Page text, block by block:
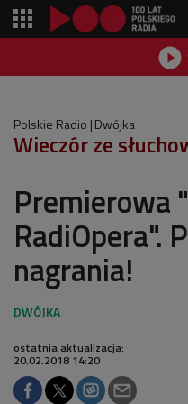

Polskie Radio Dwójka
Wieczór ze
Premierowa
RadiOpera".
nagrania!
ostatnia aktualizacja:
20.02.2018 14:20